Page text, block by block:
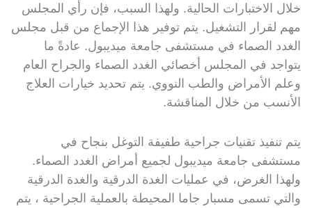
خلال الاختبارات الحالية. ولهذا السبب، فإن رأي المجلس
مهم لقرار التشغيل. يتم توفير هذا الإجماع من قبل مجلس
الغدد الصماء في مستشفى جامعة ميديبول. عادةً ما
يتواجد في المجلس أخصائي الغدد الصماء والجراح العام
وعلم الأمراض والطب النووي. يتم تحديد خيارات العلاج
الأنسب من خلال المناقشة.
يتم تنفيذ تقنيات جراحية طفيفة التوغل بنجاح في
مستشفى جامعة ميديبول لجميع أمراض الغدد الصماء.
ولهذا الغرض، في عمليات الغدة الدرقية والغدة الدرقية
والتي تسمى مسبار جاما المحيطة بالعملية الجراحية ، يتم